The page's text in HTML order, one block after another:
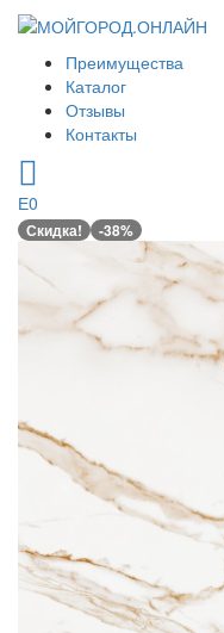
Преимущества
Каталог
Отзывы
Контакты
0
Скидка! -38%